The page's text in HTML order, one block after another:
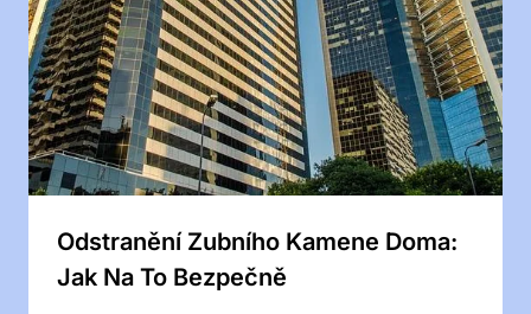
Odstranění Zubního Kamene Doma:
Jak Na To Bezpečně